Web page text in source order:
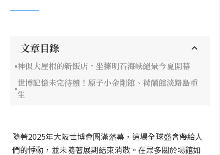
文章目錄
神似大屋根的新飯店，坐擁明石海峽絕景今夏開幕
世博記憶未完待續！原子小金剛館、荷蘭館淡路島重
生
隨著2025年大阪世博會圓滿落幕，這場全球盛會帶給人
們的悸動，並未隨著展期結束消散。在眾多關於場館如